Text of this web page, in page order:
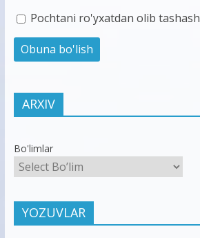
Pochtani ro'yxatdan olib tashash
ARXIV
Bo'limlar
YOZUVLAR